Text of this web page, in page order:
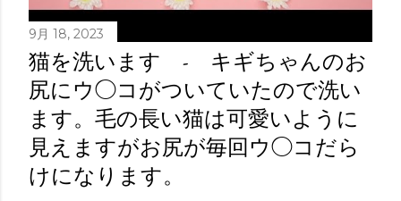
9月 18, 2023
猫を洗います - キギちゃんのお
尻にウ◯コがついていたので洗い
ます。毛の長い猫は可愛いように
見えますがお尻が毎回ウ◯コだら
けになります。